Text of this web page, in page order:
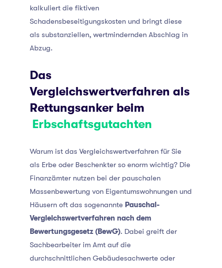
kalkuliert die fiktiven
Schadensbeseitigungskosten und bringt diese
als substanziellen, wertmindernden Abschlag in
Abzug.
Das
Vergleichswertverfahren als
Rettungsanker beim
Erbschaftsgutachten
Warum ist das Vergleichswertverfahren für Sie
als Erbe oder Beschenkter so enorm wichtig? Die
Finanzämter nutzen bei der pauschalen
Massenbewertung von Eigentumswohnungen und
Häusern oft das sogenannte Pauschal-
Vergleichswertverfahren nach dem
Bewertungsgesetz (BewG). Dabei greift der
Sachbearbeiter im Amt auf die
durchschnittlichen Gebäudesachwerte oder